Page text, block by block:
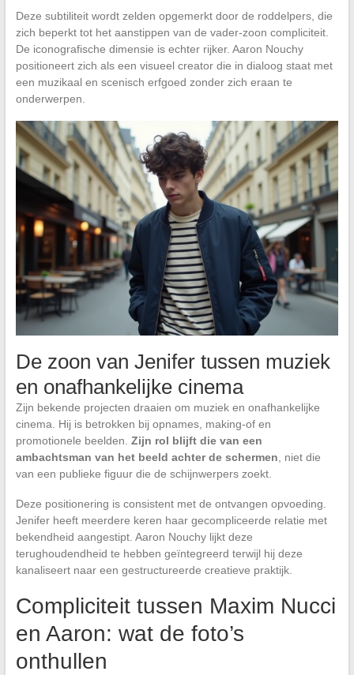
Deze subtiliteit wordt zelden opgemerkt door de roddelpers, die
zich beperkt tot het aanstippen van de vader-zoon compliciteit.
De iconografische dimensie is echter rijker. Aaron Nouchy
positioneert zich als een visueel creator die in dialoog staat met
een muzikaal en scenisch erfgoed zonder zich eraan te
onderwerpen.
De zoon van Jenifer tussen muziek
en onafhankelijke cinema
Zijn bekende projecten draaien om muziek en onafhankelijke
cinema. Hij is betrokken bij opnames, making-of en
promotionele beelden. Zijn rol blijft die van een
ambachtsman van het beeld achter de schermen, niet die
van een publieke figuur die de schijnwerpers zoekt.
Deze positionering is consistent met de ontvangen opvoeding.
Jenifer heeft meerdere keren haar gecompliceerde relatie met
bekendheid aangestipt. Aaron Nouchy lijkt deze
terughoudendheid te hebben geïntegreerd terwijl hij deze
kanaliseert naar een gestructureerde creatieve praktijk.
Compliciteit tussen Maxim Nucci
en Aaron: wat de foto’s
onthullen